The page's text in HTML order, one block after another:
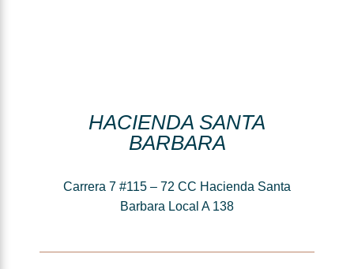
HACIENDA SANTA
BARBARA
Carrera 7 #115 – 72 CC Hacienda Santa
Barbara Local A 138